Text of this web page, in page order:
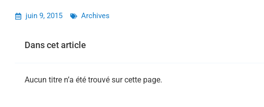
juin 9, 2015 Archives
Dans cet article
Aucun titre n’a été trouvé sur cette page.